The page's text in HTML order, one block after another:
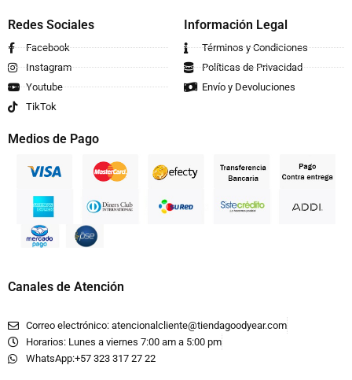
Redes Sociales
Facebook
Instagram
Youtube
TikTok
Información Legal
Términos y Condiciones
Políticas de Privacidad
Envío y Devoluciones
Medios de Pago
Canales de Atención
Correo electrónico: atencionalcliente@tiendagoodyear.com
Horarios: Lunes a viernes 7:00 am a 5:00 pm
WhatsApp:+57 323 317 27 22